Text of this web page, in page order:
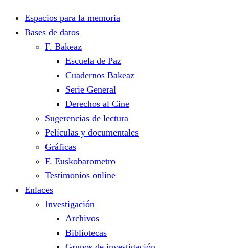
Espacios para la memoria
Bases de datos
F. Bakeaz
Escuela de Paz
Cuadernos Bakeaz
Serie General
Derechos al Cine
Sugerencias de lectura
Películas y documentales
Gráficas
F. Euskobarometro
Testimonios online
Enlaces
Investigación
Archivos
Bibliotecas